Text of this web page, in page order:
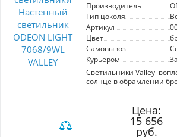
Производитель
Тип цоколя
Артикул
Цвет
Самовывоз
Курьером
Светильники Valley
солнце в обрамлении
подрубленным краем,
отраженным светом. В
используется мрамор
оттенки которого могут
Цена:
15 656
руб.